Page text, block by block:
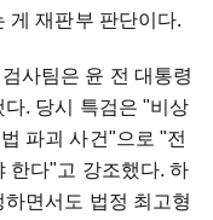
게 재판부 판단이다.
사팀은 윤 전 대통령
. 당시 특검은 "비상
파괴 사건"으로 "전
한다"고 강조했다. 하
면서도 법정 최고형